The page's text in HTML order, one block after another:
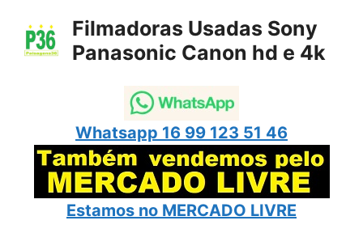
para
Filmadoras Usadas Sony
Panasonic Canon hd e 4k
Whatsapp 16 99 123 51 46
Estamos no MERCADO LIVRE